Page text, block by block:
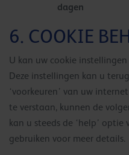
dagen
6. COOKIE
U kan uw cookie
Deze instellingen kan u
‘voorkeuren’ van uw
te verstaan, kunnen de
kan u steeds de ‘help’
gebruiken voor meer details.